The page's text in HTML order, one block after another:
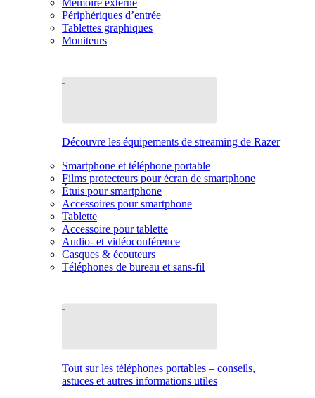
Mémoire externe
Périphériques d’entrée
Tablettes graphiques
Moniteurs
Découvre les équipements de streaming de Razer
Smartphone et téléphone portable
Films protecteurs pour écran de smartphone
Étuis pour smartphone
Accessoires pour smartphone
Tablette
Accessoire pour tablette
Audio- et vidéoconférence
Casques & écouteurs
Téléphones de bureau et sans-fil
Tout sur les téléphones portables – conseils,
astuces et autres informations utiles